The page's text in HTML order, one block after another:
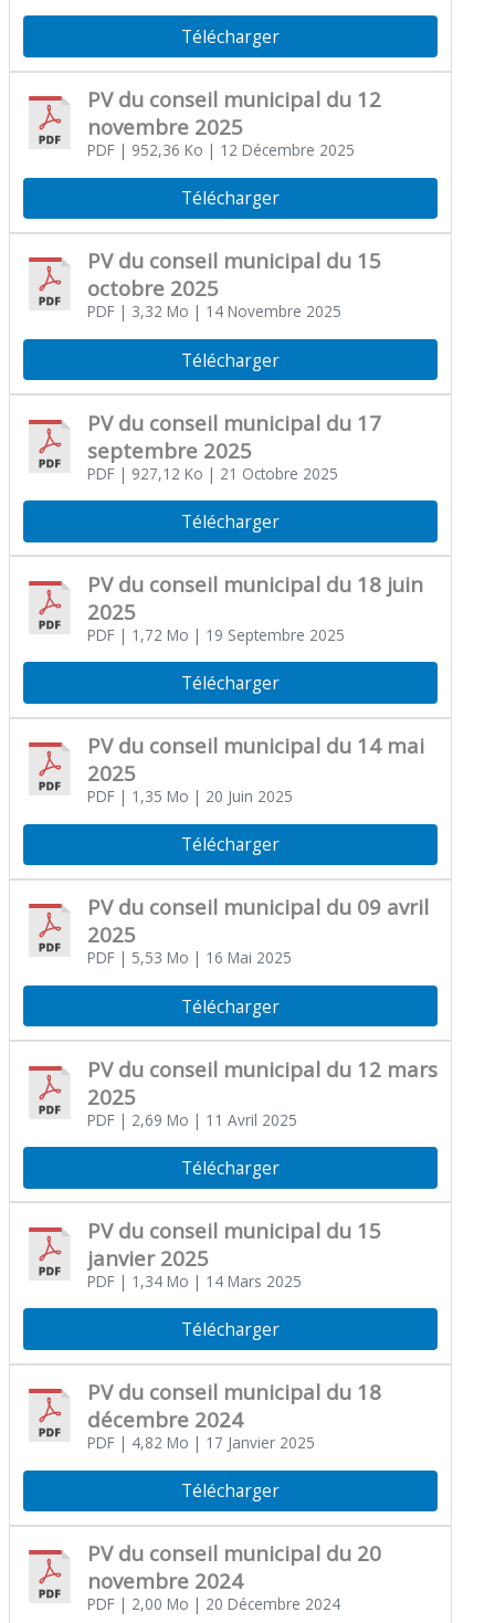
Télécharger
PV du conseil municipal du 12
novembre 2025
PDF| 952,36 Ko | 12 Décembre 2025
Télécharger
PV du conseil municipal du 15
octobre 2025
PDF| 3,32 Mo | 14 Novembre 2025
Télécharger
PV du conseil municipal du 17
septembre 2025
PDF| 927,12 Ko | 21 Octobre 2025
Télécharger
PV du conseil municipal du 18 juin
2025
PDF| 1,72 Mo | 19 Septembre 2025
Télécharger
PV du conseil municipal du 14 mai
2025
PDF| 1,35 Mo | 20 Juin 2025
Télécharger
PV du conseil municipal du 09 avril
2025
PDF| 5,53 Mo | 16 Mai 2025
Télécharger
PV du conseil municipal du 12 mars
2025
PDF| 2,69 Mo | 11 Avril 2025
Télécharger
PV du conseil municipal du 15
janvier 2025
PDF| 1,34 Mo | 14 Mars 2025
Télécharger
PV du conseil municipal du 18
décembre 2024
PDF| 4,82 Mo | 17 Janvier 2025
Télécharger
PV du conseil municipal du 20
novembre 2024
PDF| 2,00 Mo | 20 Décembre 2024